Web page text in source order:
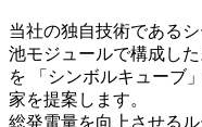
当社の独自技術である
池モジュールで構成し
を 「シンボルキューブ
家を提案します。
総発電量を向上させる